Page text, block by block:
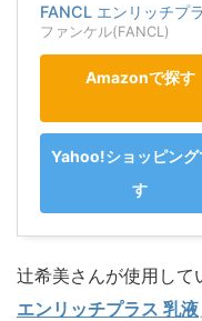
FANCL エンリッチプ
ファンケル(FANCL)
Amazonで探す
Yahoo!ショッピング
す
辻希美さんが使用して
エンリッチプラス 乳液